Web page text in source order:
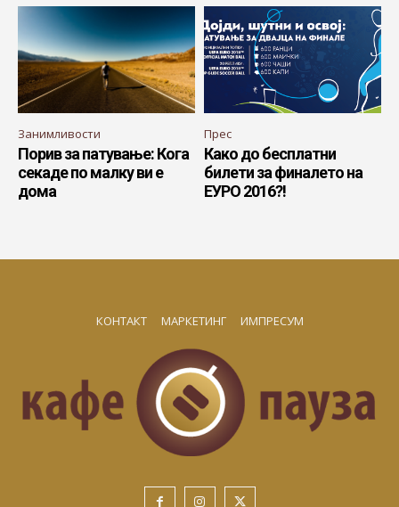
Занимливости
Порив за патување: Кога
секаде по малку ви е
дома
Прес
Како до бесплатни
билети за финалето на
ЕУРО 2016?!
КОНТАКТ МАРКЕТИНГ ИМПРЕСУМ